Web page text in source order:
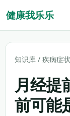
健康我乐乐
知识库 / 疾病症状
月经提
前可能